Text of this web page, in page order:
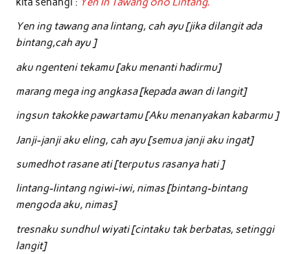
Yen ing tawang ana lintang, cah ayu [jika dilangit ada
bintang,cah ayu ]
aku ngenteni tekamu [aku menanti hadirmu]
marang mega ing angkasa [kepada awan di langit]
ingsun takokke pawartamu [Aku menanyakan kabarmu ]
Janji-janji aku eling, cah ayu [semua janji aku ingat]
sumedhot rasane ati [terputus rasanya hati ]
lintang-lintang ngiwi-iwi, nimas [bintang-bintang
mengoda aku, nimas]
tresnaku sundhul wiyati [cintaku tak berbatas, setinggi
langit]